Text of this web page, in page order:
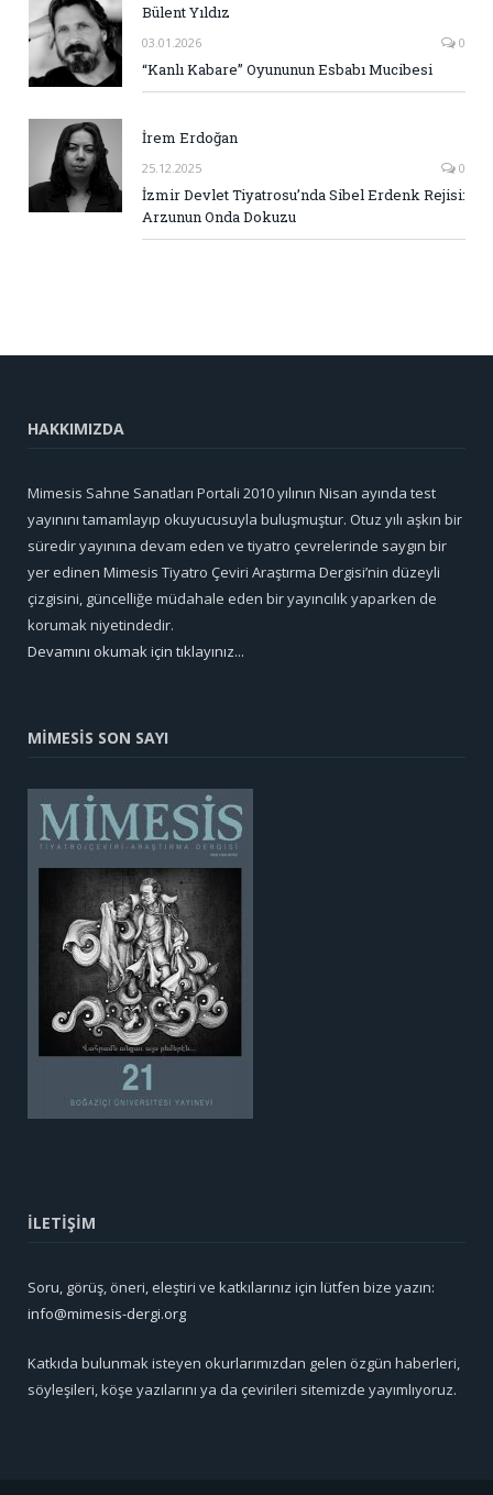
Bülent Yıldız
03.01.2026 0
“Kanlı Kabare” Oyununun Esbabı Mucibesi
İrem Erdoğan
25.12.2025 0
İzmir Devlet Tiyatrosu’nda Sibel Erdenk Rejisi:
Arzunun Onda Dokuzu
HAKKIMIZDA
Mimesis Sahne Sanatları Portali 2010 yılının Nisan ayında test
yayınını tamamlayıp okuyucusuyla buluşmuştur. Otuz yılı aşkın bir
süredir yayınına devam eden ve tiyatro çevrelerinde saygın bir
yer edinen Mimesis Tiyatro Çeviri Araştırma Dergisi’nin düzeyli
çizgisini, güncelliğe müdahale eden bir yayıncılık yaparken de
korumak niyetindedir.
Devamını okumak için tıklayınız...
MİMESİS SON SAYI
İLETİŞİM
Soru, görüş, öneri, eleştiri ve katkılarınız için lütfen bize yazın:
info@mimesis-dergi.org
Katkıda bulunmak isteyen okurlarımızdan gelen özgün haberleri,
söyleşileri, köşe yazılarını ya da çevirileri sitemizde yayımlıyoruz.